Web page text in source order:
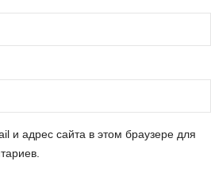
и адрес сайта в этом браузере для